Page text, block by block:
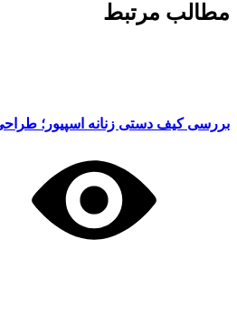
مطالب مرتبط
بررسی کیف دستی زنانه اسپیور؛